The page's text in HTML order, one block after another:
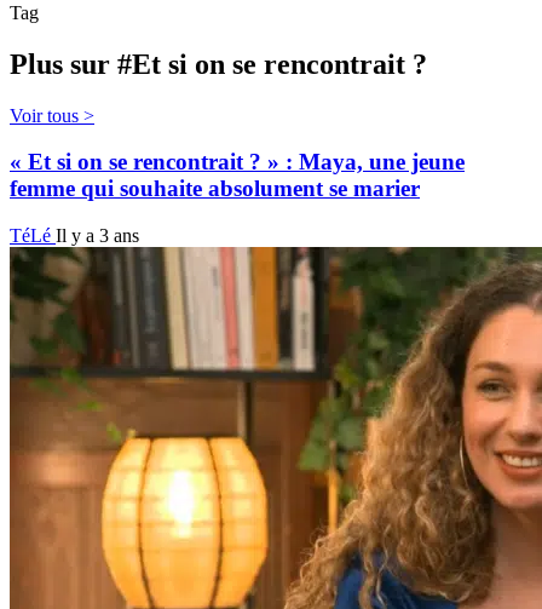
Tag
Plus sur #Et si on se rencontrait ?
Voir tous >
« Et si on se rencontrait ? » : Maya, une jeune
femme qui souhaite absolument se marier
TéLé Il y a 3 ans